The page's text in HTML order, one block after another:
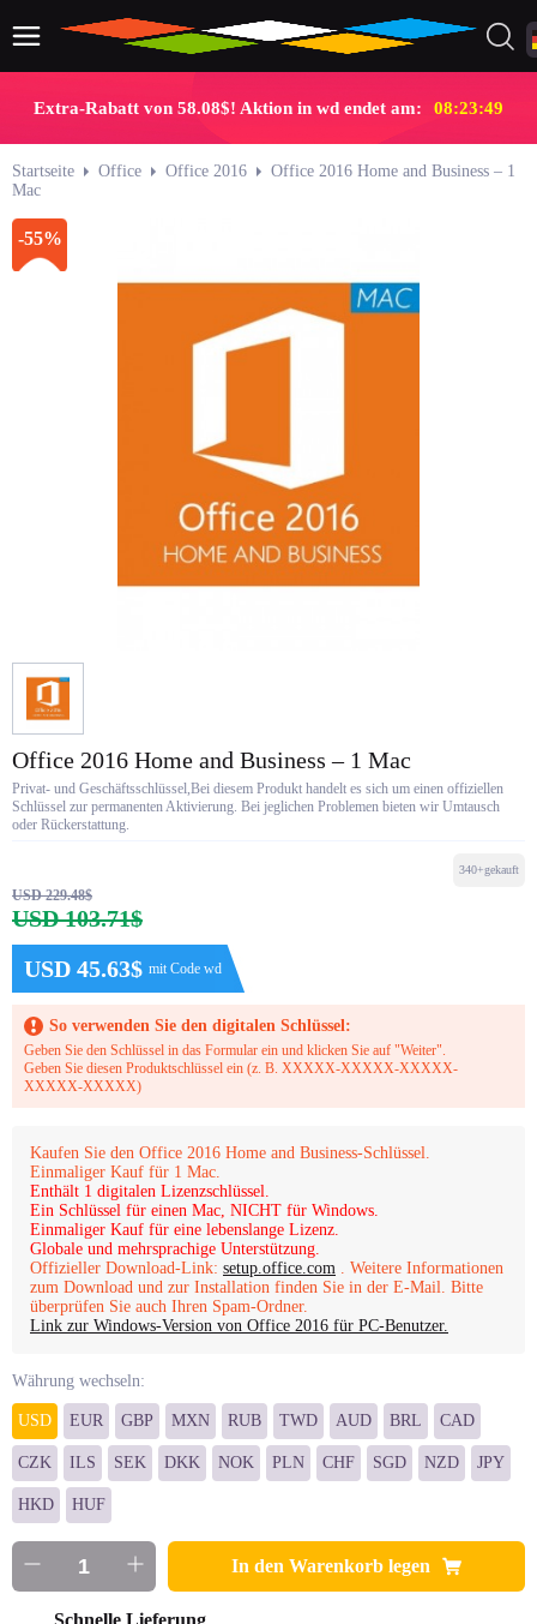
Extra-Rabatt von 58.08$! Aktion in wd endet am: 08:23:48
Startseite Office Office 2016
Office 2016 Home and Business – 1
Mac
-55%
Office 2016 Home and Business – 1 Mac
Privat- und Geschäftsschlüssel,Bei diesem Produkt handelt es sich um einen offiziellen
Schlüssel zur permanenten Aktivierung. Bei jeglichen Problemen bieten wir Umtausch
oder Rückerstattung.
USD 229.48$
USD 103.71$
USD 45.63$ mit Code wd
340+gekauft
So verwenden Sie den digitalen Schlüssel:
Geben Sie den Schlüssel in das Formular ein und klicken Sie auf "Weiter".
Geben Sie diesen Produktschlüssel ein (z. B. XXXXX-XXXXX-XXXXX-
XXXXX-XXXXX)
Kaufen Sie den Office 2016 Home and Business-Schlüssel.
Einmaliger Kauf für 1 Mac.
Enthält 1 digitalen Lizenzschlüssel.
Ein Schlüssel für einen Mac, NICHT für Windows.
Einmaliger Kauf für eine lebenslange Lizenz.
Globale und mehrsprachige Unterstützung.
Offizieller Download-Link: setup.office.com . Weitere Informationen
zum Download und zur Installation finden Sie in der E-Mail. Bitte
überprüfen Sie auch Ihren Spam-Ordner.
Link zur Windows-Version von Office 2016 für PC-Benutzer.
Währung wechseln:
USD EUR GBP MXN RUB TWD AUD BRL CAD
CZK ILS SEK DKK NOK PLN CHF SGD NZD JPY
HKD HUF
In den Warenkorb legen
Schnelle Lieferung